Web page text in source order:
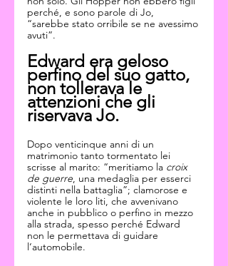
perché, e sono parole di Jo,
“sarebbe stato orribile se ne avessimo
avuti”.
Edward era geloso
perfino del suo gatto,
non tollerava le
attenzioni che gli
riservava Jo.
Dopo venticinque anni di un
matrimonio tanto tormentato lei
scrisse al marito: “meritiamo la croix
de guerre, una medaglia per esserci
distinti nella battaglia”; clamorose e
violente le loro liti, che avvenivano
anche in pubblico o perfino in mezzo
alla strada, spesso perché Edward
non le permettava di guidare
l‘automobile.